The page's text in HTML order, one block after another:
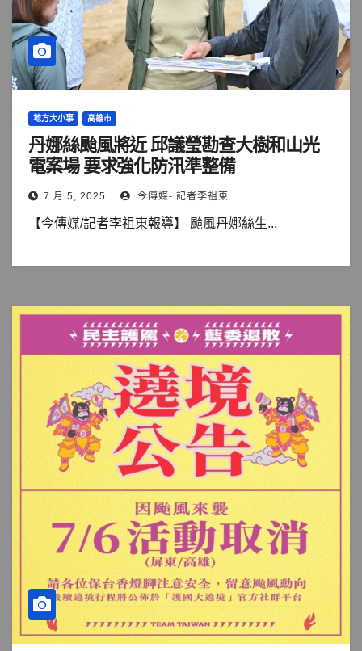
地方大小事 高雄市
丹娜絲颱風將近 邱議瑩勘查大樹和山光
電案場 要求強化防汛準整備
7 月 5, 2025 今傳媒- 記者李祖東
【今傳媒/記者李祖東報導】 颱風丹娜絲生...